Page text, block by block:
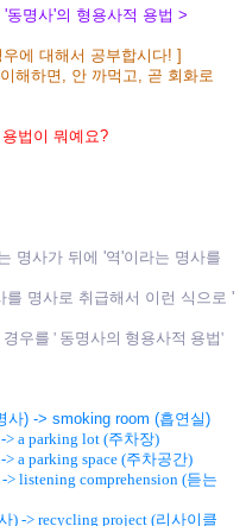
명사'의 형용사적 용법 >
에 대해서 공부합시다! ]
해하면, 안 까먹고, 곧 회화로
법이 뭐예요?
명사가 뒤에 '역'이라는 명사를
를 명사로 취급해서 이런 식으로 '
우를 ' 동명사의 형용사적 용법'
-> smoking room (흡연실)
parking lot (주차장)
parking space (주차공간)
comprehension (듣는
) -> recycling project (리사이클